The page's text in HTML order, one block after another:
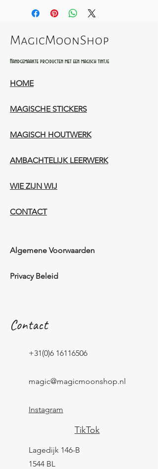
MagicMoonShop
Handgemaakte producten met een magisch tintje
HOME
MAGISCHE STICKERS
MAGISCH HOUTWERK
AMBACHTELIJK LEERWERK​
WIE ZIJN WIJ​​
CONTACT
Algemene Voorwaarden
Privacy Beleid
Contact
+31(0)6 16116506
magic@magicmoonshop.nl
Instagram
TikTok
Lagedijk 146-B
1544 BL